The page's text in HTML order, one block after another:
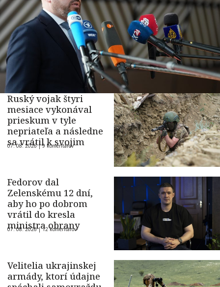
Ruský vojak štyri
mesiace vykonával
prieskum v tyle
nepriateľa a následne
sa vrátil k svojim
07. 08. 2026 |9 komentárov
Fedorov dal
Zelenskému 12 dní,
aby ho po dobrom
vrátil do kresla
ministra obrany
07. 08. 2026 |12 komentárov
Velitelia ukrajinskej
armády, ktorí údajne